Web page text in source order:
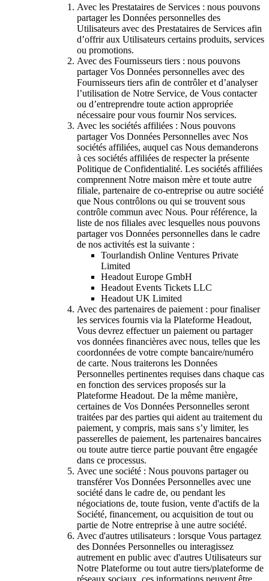
Avec les Prestataires de Services : nous pouvons
partager les Données personnelles des
Utilisateurs avec des Prestataires de Services afin
d’offrir aux Utilisateurs certains produits, services
ou promotions.
Avec des Fournisseurs tiers : nous pouvons
partager Vos Données personnelles avec des
Fournisseurs tiers afin de contrôler et d’analyser
l’utilisation de Notre Service, de Vous contacter
ou d’entreprendre toute action appropriée
nécessaire pour vous fournir Nos services.
Avec les sociétés affiliées : Nous pouvons
partager Vos Données Personnelles avec Nos
sociétés affiliées, auquel cas Nous demanderons
à ces sociétés affiliées de respecter la présente
Politique de Confidentialité. Les sociétés affiliées
comprennent Notre maison mère et toute autre
filiale, partenaire de co-entreprise ou autre société
que Nous contrôlons ou qui se trouvent sous
contrôle commun avec Nous. Pour référence, la
liste de nos filiales avec lesquelles nous pouvons
partager vos Données personnelles dans le cadre
de nos activités est la suivante :
Tourlandish Online Ventures Private
Limited
Headout Europe GmbH
Headout Events Tickets LLC
Headout UK Limited
Avec des partenaires de paiement : pour finaliser
les services fournis via la Plateforme Headout,
Vous devrez effectuer un paiement ou partager
vos données financières avec nous, telles que les
coordonnées de votre compte bancaire/numéro
de carte. Nous traiterons les Données
Personnelles pertinentes requises dans chaque cas
en fonction des services proposés sur la
Plateforme Headout. De la même manière,
certaines de Vos Données Personnelles seront
traitées par des parties qui aident au traitement du
paiement, y compris, mais sans s’y limiter, les
passerelles de paiement, les partenaires bancaires
ou toute autre tierce partie pouvant être engagée
dans ce processus.
Avec une société : Nous pouvons partager ou
transférer Vos Données Personnelles avec une
société dans le cadre de, ou pendant les
négociations de, toute fusion, vente d'actifs de la
Société, financement, ou acquisition de tout ou
partie de Notre entreprise à une autre société.
Avec d'autres utilisateurs : lorsque Vous partagez
des Données Personnelles ou interagissez
autrement en public avec d'autres Utilisateurs sur
Notre Plateforme ou tout autre tiers/plateforme de
réseaux sociaux, ces informations peuvent être